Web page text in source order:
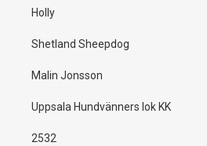
Holly
Shetland Sheepdog
Malin Jonsson
Uppsala Hundvänners lok KK
2532